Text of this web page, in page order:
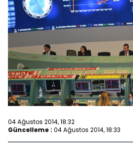
04 Ağustos 2014, 18:32
Güncelleme : 04 Ağustos 2014, 18:33